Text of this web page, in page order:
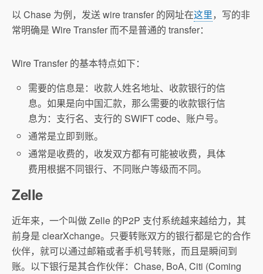
以 Chase 为例，发送 wire transfer 的网址在这里，写的非
常明确是 Wire Transfer 而不是普通的 transfer：
Wire Transfer 的基本特点如下：
需要的信息是：收款人姓名地址、收款银行的信
息。如果是向中国汇款，那么需要的收款银行信
息为：支行名、支行的 SWIFT code、账户号。
通常是立即到账。
通常是收费的，收发双方都有可能被收费，具体
费用根据不同银行、不同账户等级而不同。
Zelle
近年来，一个叫做 Zelle 的P2P 支付系统越来越给力，其
前身是 clearXchange。只要转账双方的银行都是它的合作
伙伴，就可以通过邮箱或者手机号转账，而且是瞬间到
账。以下银行是其合作伙伴：Chase, BoA, Citi (Coming